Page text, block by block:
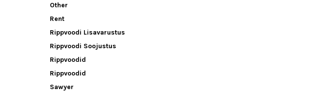
Other
Rent
Rippvoodi Lisavarustus
Rippvoodi Soojustus
Rippvoodid
Rippvoodid
Sawyer